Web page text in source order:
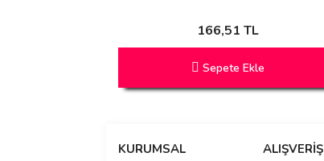
166,51 TL
Sepete Ekle
KURUMSAL ALIŞVERİŞ